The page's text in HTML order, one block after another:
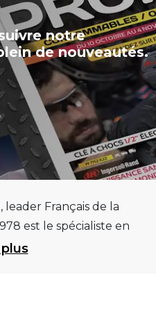
notre
de nouveautés.
leader Français de la
est le spécialiste en
et centres